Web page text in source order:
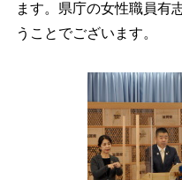
ます。県庁の女性職員有
うことでございます。